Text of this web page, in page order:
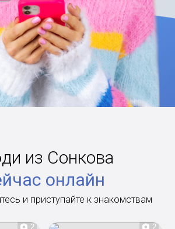
из Сонкова
онлайн
и приступайте к знакомствам
2 2